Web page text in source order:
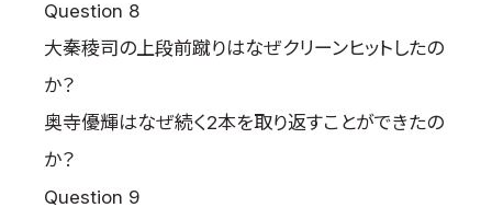
Question 8
大秦稜司の上段前蹴りはなぜクリーンヒットしたの
か？
奥寺優輝はなぜ続く2本を取り返すことができたの
か？
Question 9